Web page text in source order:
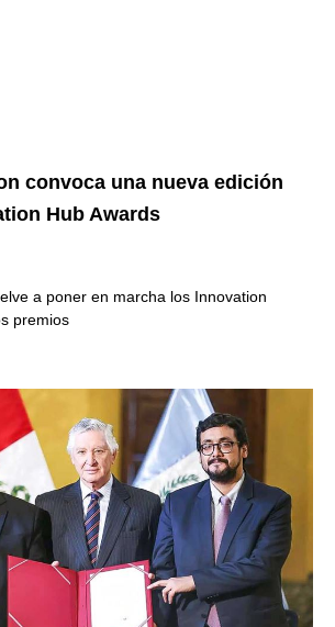
convoca una nueva edición
Hub Awards
a poner en marcha los Innovation
premios